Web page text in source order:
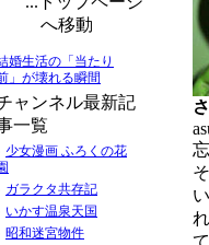
へ移動
婚生活の「当たり
」が壊れる瞬間
ャンネル最新記
一覧
少女漫画 ふろくの花
ガラクタ共存記
いかす温泉天国
昭和迷宮物件